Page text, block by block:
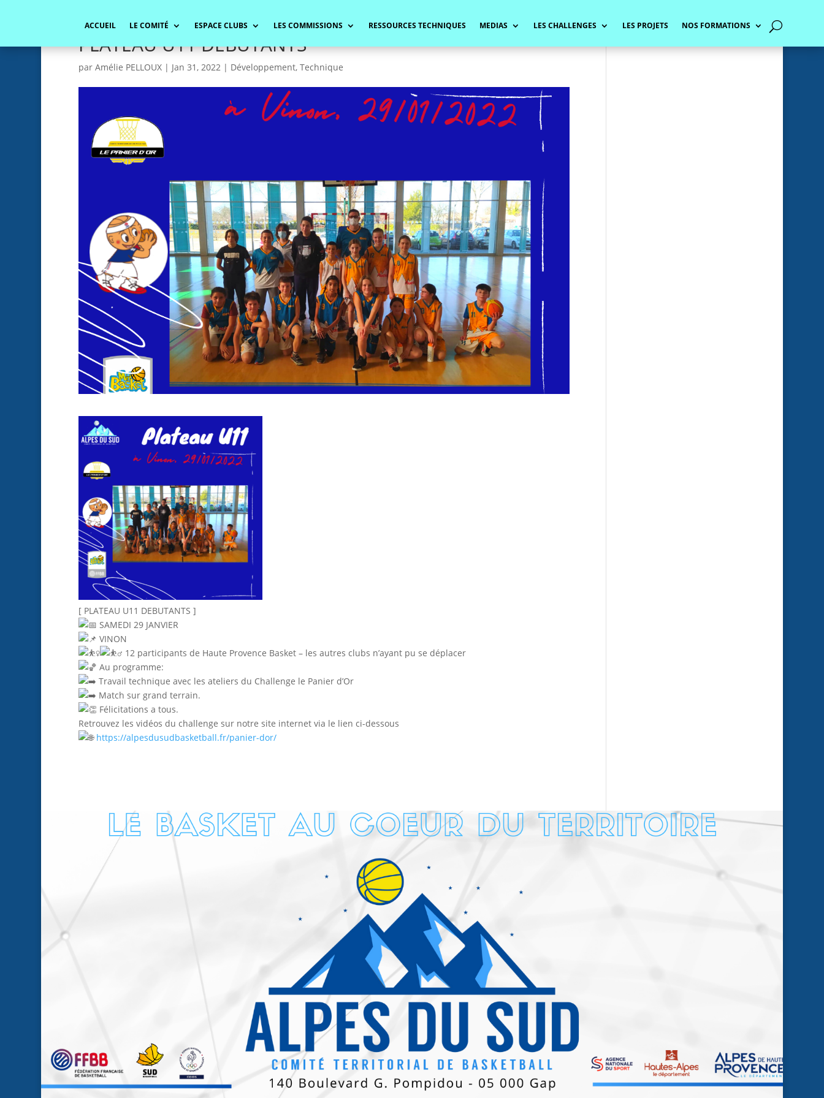
ACCUEIL LE COMITÉ ESPACE CLUBS LES COMMISSIONS RESSOURCES TECHNIQUES MEDIAS LES CHALLENGES LES PROJETS NOS FORMATIONS
PLATEAU U11 DEBUTANTS
par Amélie PELLOUX| Jan 31, 2022| Développement, Technique
[ PLATEAU U11 DEBUTANTS ]
SAMEDI 29 JANVIER
VINON
12 participants de Haute Provence Basket – les autres clubs n’ayant pu se déplacer
Au programme:
Travail technique avec les ateliers du Challenge le Panier d’Or
Match sur grand terrain.
Félicitations a tous.
Retrouvez les vidéos du challenge sur notre site internet via le lien ci-dessous
https://alpesdusudbasketball.fr/panier-dor/